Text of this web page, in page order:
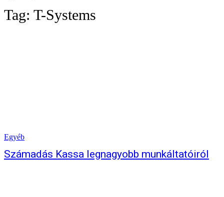
Tag: T-Systems
Egyéb
Számadás Kassa legnagyobb munkáltatóiról